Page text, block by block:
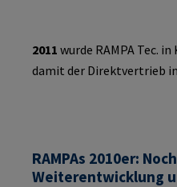
2011 wurde RAMPA Tec.
damit der Direktvertrieb
RAMPAs 2010er:
Weiterentwicklung